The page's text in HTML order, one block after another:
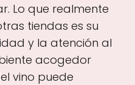
Lo que realmente
tiendas es su
y la atención al
acogedor
vino puede